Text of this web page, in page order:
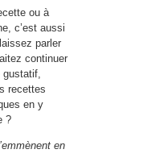
ou à
c’est aussi
parler
continuer
gustatif,
recettes
en y
?
en